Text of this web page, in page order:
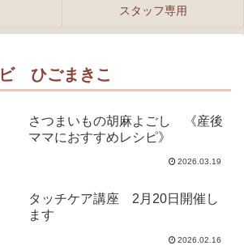
スタッフ専用
ひごまきこ
さつまいもの胡麻よごし 《産後
ママにおすすめレシピ》
2026.03.19
タッチケア講座 2月20日開催し
ます
2026.02.16